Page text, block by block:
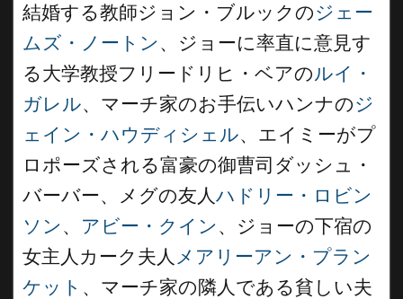
結婚する教師ジョン・ブルックのジェー
ムズ・ノートン 、ジョーに率直に意見す
る大学教授フリードリヒ・ベアのルイ・
ガレル、マーチ家のお手伝いハンナのジ
ェイン・ハウディシェル、エイミーがプ
ロポーズされる富豪の御曹司ダッシュ・
バーバー、メグの友人ハドリー・ロビン
ソン 、 アビー・クイン 、ジョーの下宿の
女主人カーク夫人 メアリーアン・プラン
ケット 、マーチ家の隣人である貧しい夫